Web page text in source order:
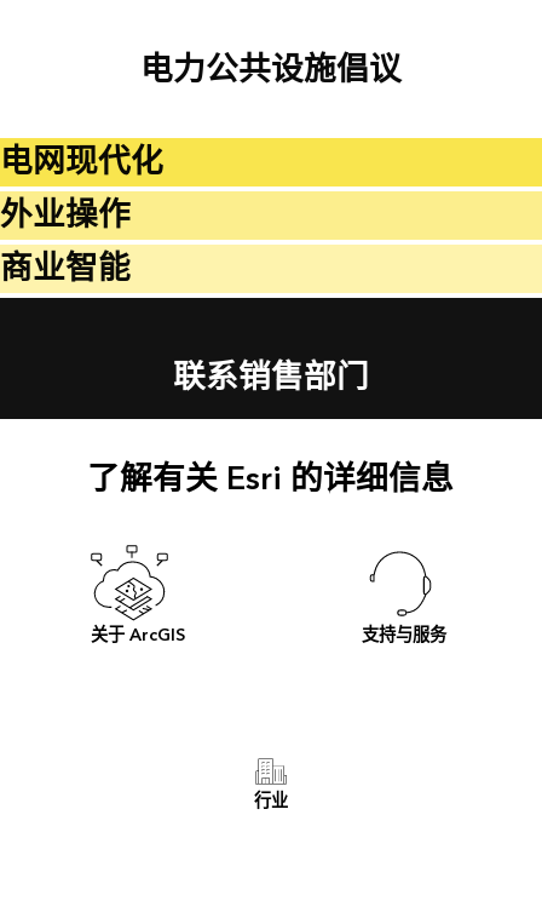
电力公共设施倡议
电网现代化
外业操作
商业智能
联系销售部门
了解有关 Esri 的详细信息
关于 ArcGIS 支持与服务
行业